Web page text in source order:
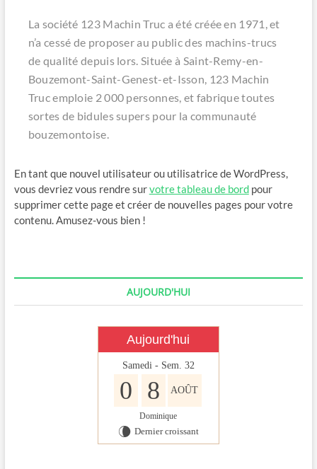
La société 123 Machin Truc a été créée en 1971, et
n’a cessé de proposer au public des machins-trucs
de qualité depuis lors. Située à Saint-Remy-en-
Bouzemont-Saint-Genest-et-Isson, 123 Machin
Truc emploie 2 000 personnes, et fabrique toutes
sortes de bidules supers pour la communauté
bouzemontoise.
En tant que nouvel utilisateur ou utilisatrice de WordPress,
vous devriez vous rendre survotre tableau de bordpour
supprimer cette page et créer de nouvelles pages pour votre
contenu. Amusez-vous bien !
AUJOURD'HUI
Aujourd'hui
Samedi - Sem. 32
0 8 AOÛT
Dominique
V Dernier croissant